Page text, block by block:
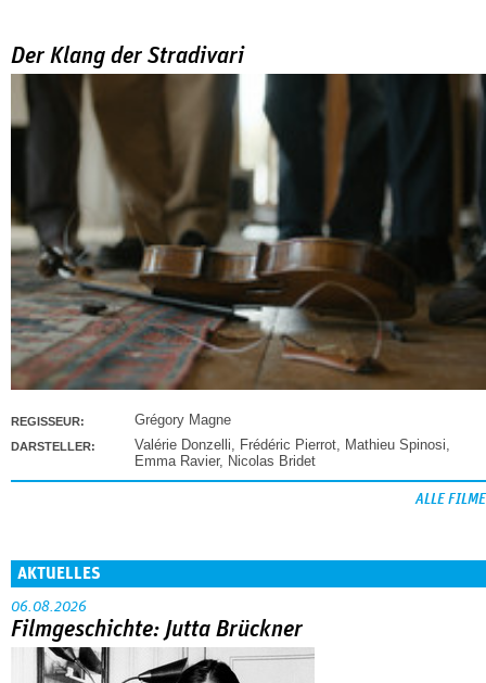
Der Klang der Stradivari
REGISSEUR: Grégory Magne
DARSTELLER: Valérie Donzelli, Frédéric Pierrot, Mathieu Spinosi,
Emma Ravier, Nicolas Bridet
ALLE FILME
AKTUELLES
06.08.2026
Filmgeschichte: Jutta Brückner